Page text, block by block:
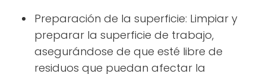
Preparación de la superficie: Limpiar y
preparar la superficie de trabajo,
asegurándose de que esté libre de
residuos que puedan afectar la